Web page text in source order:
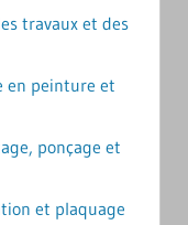
travaux et des
en peinture et
ponçage et
et plaquage